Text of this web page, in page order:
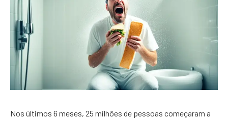
Nos últimos 6 meses, 25 milhões de pessoas começaram a